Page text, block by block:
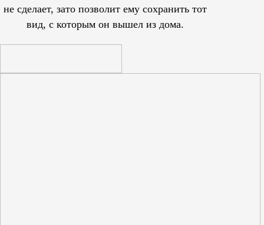
не сделает, зато позволит ему сохранить тот
вид, с которым он вышел из дома.